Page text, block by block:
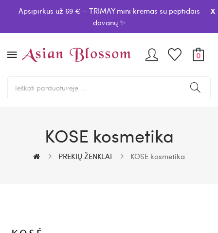
Apsipirkus už 69 € – TRIMAY mini kremas su peptidais
dovanų ✨
x
0
KOSE kosmetika
PREKIŲ ŽENKLAI KOSE kosmetika